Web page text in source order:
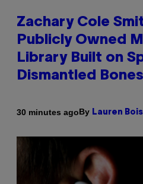
Zachary Cole
Publicly Owned
Library Built on
Dismantled Bones
30 minutes agoBy Lauren